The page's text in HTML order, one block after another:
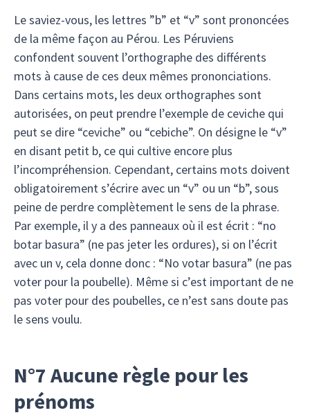
Le saviez-vous, les lettres ”b” et “v” sont prononcées
de la même façon au Pérou. Les Péruviens
confondent souvent l’orthographe des différents
mots à cause de ces deux mêmes prononciations.
Dans certains mots, les deux orthographes sont
autorisées, on peut prendre l’exemple de ceviche qui
peut se dire “ceviche” ou “cebiche”. On désigne le “v”
en disant petit b, ce qui cultive encore plus
l’incompréhension. Cependant, certains mots doivent
obligatoirement s’écrire avec un “v” ou un “b”, sous
peine de perdre complètement le sens de la phrase.
Par exemple, il y a des panneaux où il est écrit : “no
botar basura” (ne pas jeter les ordures), si on l’écrit
avec un v, cela donne donc : “No votar basura” (ne pas
voter pour la poubelle). Même si c’est important de ne
pas voter pour des poubelles, ce n’est sans doute pas
le sens voulu.
N°7 Aucune règle pour les
prénoms